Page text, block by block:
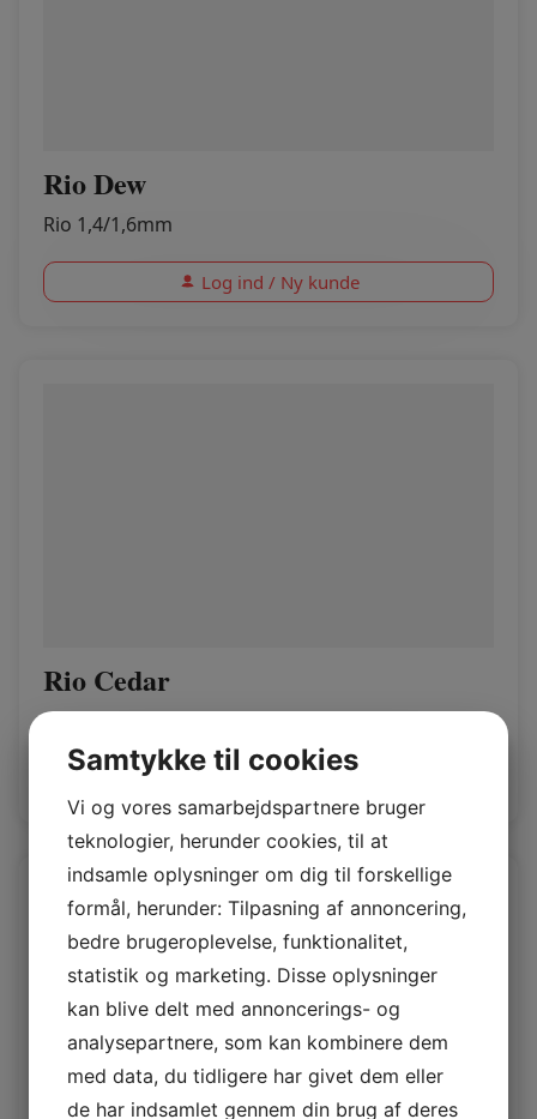
Rio Dew
Rio 1,4/1,6mm
Log ind / Ny kunde
Rio Cedar
Rio 1,4/1,6mm
Log ind / Ny kunde
Samtykke til cookies
Vi og vores samarbejdspartnere bruger
teknologier, herunder cookies, til at
indsamle oplysninger om dig til forskellige
formål, herunder: Tilpasning af annoncering,
bedre brugeroplevelse, funktionalitet,
statistik og marketing. Disse oplysninger
kan blive delt med annoncerings- og
analysepartnere, som kan kombinere dem
med data, du tidligere har givet dem eller
de har indsamlet gennem din brug af deres